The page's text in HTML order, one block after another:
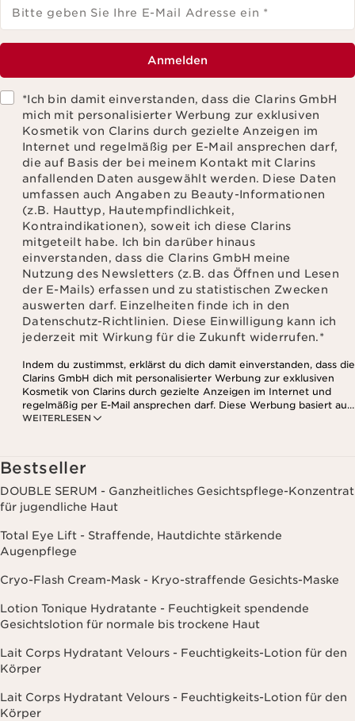
Bitte geben Sie Ihre E-Mail Adresse ein *
Anmelden
*Ich bin damit einverstanden, dass die Clarins GmbH
mich mit personalisierter Werbung zur exklusiven
Kosmetik von Clarins durch gezielte Anzeigen im
Internet und regelmäßig per E-Mail ansprechen darf,
die auf Basis der bei meinem Kontakt mit Clarins
anfallenden Daten ausgewählt werden. Diese Daten
umfassen auch Angaben zu Beauty-Informationen
(z.B. Hauttyp, Hautempfindlichkeit,
Kontraindikationen), soweit ich diese Clarins
mitgeteilt habe. Ich bin darüber hinaus
einverstanden, dass die Clarins GmbH meine
Nutzung des Newsletters (z.B. das Öffnen und Lesen
der E-Mails) erfassen und zu statistischen Zwecken
auswerten darf. Einzelheiten finde ich in den
Datenschutz-Richtlinien. Diese Einwilligung kann ich
jederzeit mit Wirkung für die Zukunft widerrufen.*
WEITERLESEN
Indem du zustimmst, erklärst du dich damit einverstanden, dass die
Clarins GmbH dich mit personalisierter Werbung zur exklusiven
Kosmetik von Clarins durch gezielte Anzeigen im Internet und
regelmäßig per E-Mail ansprechen darf. Diese Werbung basiert auf
den Daten, die bei deinem Kontakt mit Clarins anfallen,
mitgeteilt hast. Außerdem stimmst du zu, dass die Clarins GmbH
dein Nutzungsverhalten im Zusammenhang mit dem Newsletter
(z.B. das Öffnen und Lesen der E-Mails) erfassen und zu
statistischen Zwecken auswerten darf. Weitere Informationen
findest du in den Datenschutz-Richtlinien. Diese Einwilligung
Bestseller
DOUBLE SERUM - Ganzheitliches Gesichtspflege-Konzentrat
für jugendliche Haut
Total Eye Lift - Straffende, Hautdichte stärkende
Augenpflege
Cryo-Flash Cream-Mask - Kryo-straffende Gesichts-Maske
Lotion Tonique Hydratante - Feuchtigkeit spendende
Gesichtslotion für normale bis trockene Haut
Lait Corps Hydratant Velours - Feuchtigkeits-Lotion für den
Körper
Lait Corps Hydratant Velours - Feuchtigkeits-Lotion für den
Körper